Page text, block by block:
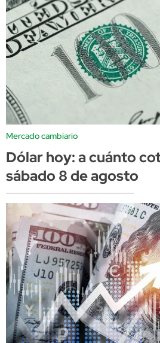
Mercado cambiario
Dólar hoy: a cuánto
sábado 8 de agosto